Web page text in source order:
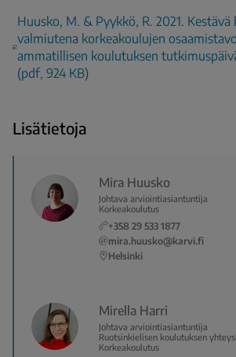
Huusko, M. & Pyykkö, R. 2021. Kestävä
valmiutena korkeakoulujen
ammatillisen koulutuksen
(pdf, 924 KB)
Lisätietoja
Mira Huusko
Johtava arviointiasiantuntija
Korkeakoulutus
+358 29 533 1877
mira.huusko@karvi.fi
Helsinki
Mirella Harri
Johtava arviointiasiantuntija
Ruotsinkielisen koulutuksen
Korkeakoulutus